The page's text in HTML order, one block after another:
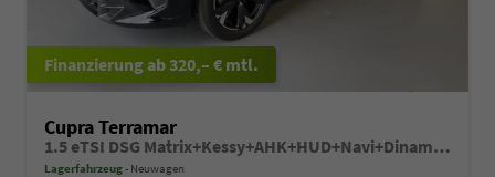
ab 320,– € mtl.
Cupra Terramar
1.5 eTSI DSG Matrix+Kessy+AHK+HUD+Navi+Dinamica+360°+eHeck+GV5
Lagerfahrzeug Neuwagen